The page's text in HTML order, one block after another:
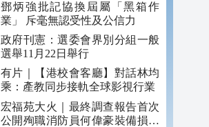
鄧炳強批記協換屆屬「黑箱作
業」 斥毫無認受性及公信力
政府刊憲：選委會界別分組一般
選舉11月22日舉行
有片｜【港校會客廳】對話林均
乘：產教同步接軌全球影視行業
宏福苑大火｜最終調查報告首次
公開殉職消防員何偉豪裝備損毀